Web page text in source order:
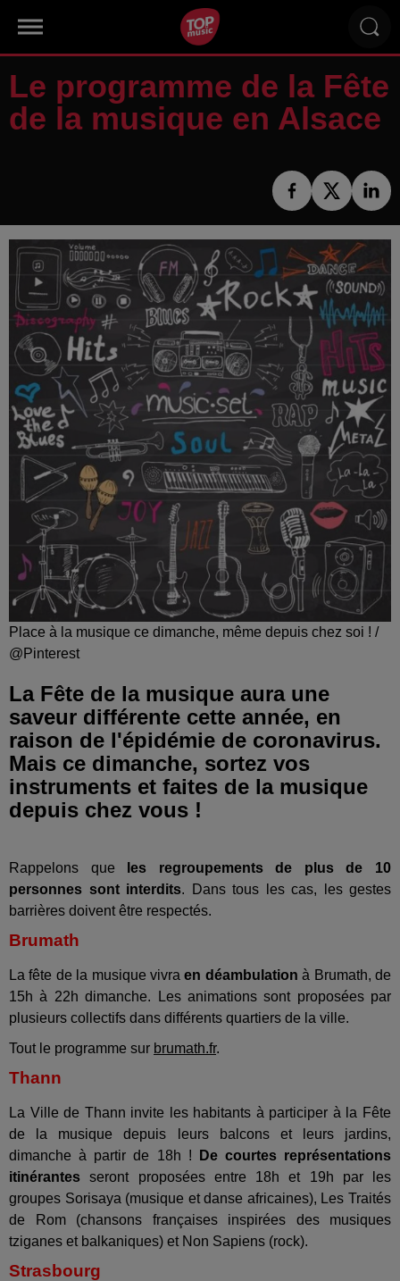
Le programme de la Fête
de la musique en Alsace
Place à la musique ce dimanche, même depuis chez soi ! /
@Pinterest
La Fête de la musique aura une
saveur différente cette année, en
raison de l'épidémie de coronavirus.
Mais ce dimanche, sortez vos
instruments et faites de la musique
depuis chez vous !
Rappelons que
les regroupements de plus de 10
personnes sont interdits. Dans tous les cas, les gestes
barrières doivent être respectés.
Brumath
La fête de la musique vivraen déambulation à Brumath, de
15h à 22h dimanche. Les animations sont proposées par
plusieurs collectifs dans différents quartiers de la ville.
Tout le programme sur brumath.fr.
Thann
La Ville de Thann invite les habitants à participer à la Fête
de la musique depuis leurs balcons et leurs jardins,
dimanche à partir de 18h !
De courtes représentations
itinérantes seront proposées entre 18h et 19h par les
groupes Sorisaya (musique et danse africaines), Les Traités
de Rom (chansons françaises inspirées des musiques
tziganes et balkaniques) et Non Sapiens (rock).
Strasbourg